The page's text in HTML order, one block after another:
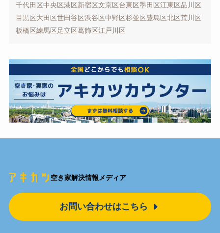
千代田区中央区港区新宿区文京区台東区墨田区江東区品川区
目黒区大田区世田谷区渋谷区中野区杉並区豊島区北区荒川区
板橋区練馬区足立区葛飾区江戸川区
空き家解決情報メディア
お問い合わせはこちら